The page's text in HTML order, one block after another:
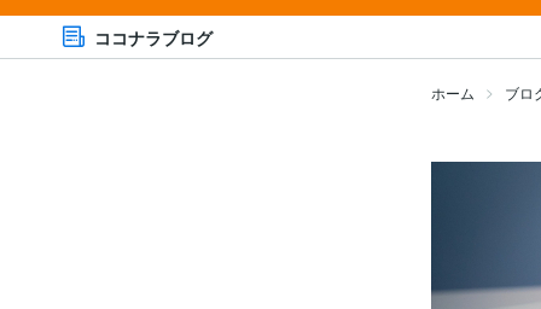
ココナラブログ
ホーム ブロ